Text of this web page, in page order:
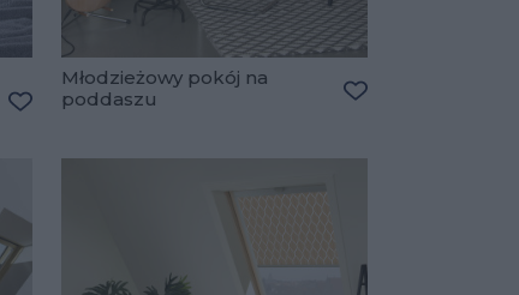
Młodzieżowy pokój na
poddaszu